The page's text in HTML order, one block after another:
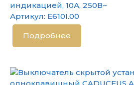
индикацией, 10А, 250В~
Артикул: E610I.00
Подробнее